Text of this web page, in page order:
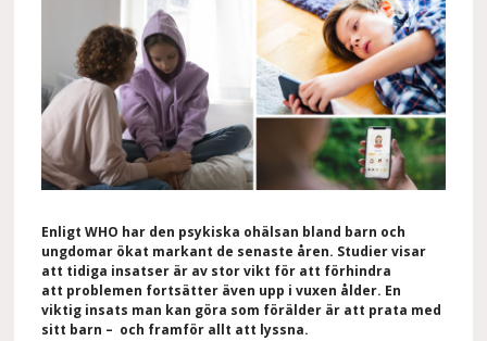
Enligt WHO har den psykiska ohälsan bland barn och
ungdomar ökat markant de senaste åren. Studier visar
att tidiga insatser är av stor vikt för att förhindra
att problemen fortsätter även upp i vuxen ålder. En
viktig insats man kan göra som förälder är att prata med
sitt barn – och framför allt att lyssna.